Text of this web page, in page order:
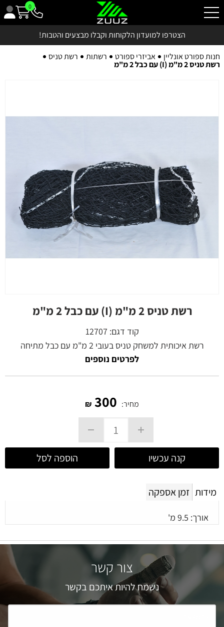
0
הצטרפו למועדון הלקוחות וקבלו מבצעים והטבות!
חנות ספורט אונליין אביזרי ספורט רשתות רשת טניס
רשת טניס 2 מ"מ (I) עם כבל 2 מ"מ
רשת טניס 2 מ"מ (I) עם כבל 2 מ"מ
קוד דגם: 12707
רשת איכותית למשחק טניס בעובי 2 מ"מ עם כבל מתיחה
לפרטים נוספים
מחיר: 300
₪
קנה עכשיו הוספה לסל
מידות זמן אספקה
אורך: 9.5 מ'
צור קשר
נשמח להיות איתכם בקשר